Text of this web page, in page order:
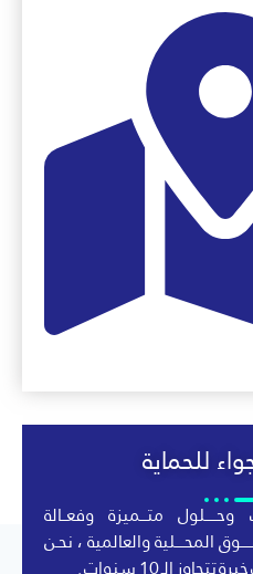
للحماية
متـــميزة وفعــالة
المحــــلية والعالمية ، نحـن